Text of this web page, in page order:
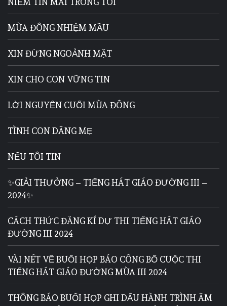
MÙA ĐÔNG NHIỆM MẦU
XIN ĐỪNG NGOẢNH MẶT
XIN CHO CON VỮNG TIN
LỜI NGUYỆN CUỐI MÙA ĐÔNG
TÌNH CON DÂNG MẸ
NẾU TÔI TIN
✨GIẢI THƯỞNG – TIẾNG HÁT GIÁO ĐƯỜNG III –
2024✨
CÁCH THỨC ĐĂNG KÍ DỰ THI TIẾNG HÁT GIÁO
ĐƯỜNG III 2024
VÀI NÉT VỀ BUỔI HỌP BÁO CÔNG BỐ CUỘC THI
TIẾNG HÁT GIÁO ĐƯỜNG MÙA III 2024
THÔNG BÁO BUỔI HỌP GHI DẤU HÀNH TRÌNH ÂM